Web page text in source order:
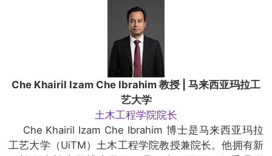
Che Khairil Izam Che Ibrahim 教授 | 马来西亚玛拉工
艺大学
土木工程学院院长
Che Khairil Izam Che Ibrahim 博士是马来西亚玛拉
工艺大学（UiTM）土木工程学院教授兼院长。他拥有新